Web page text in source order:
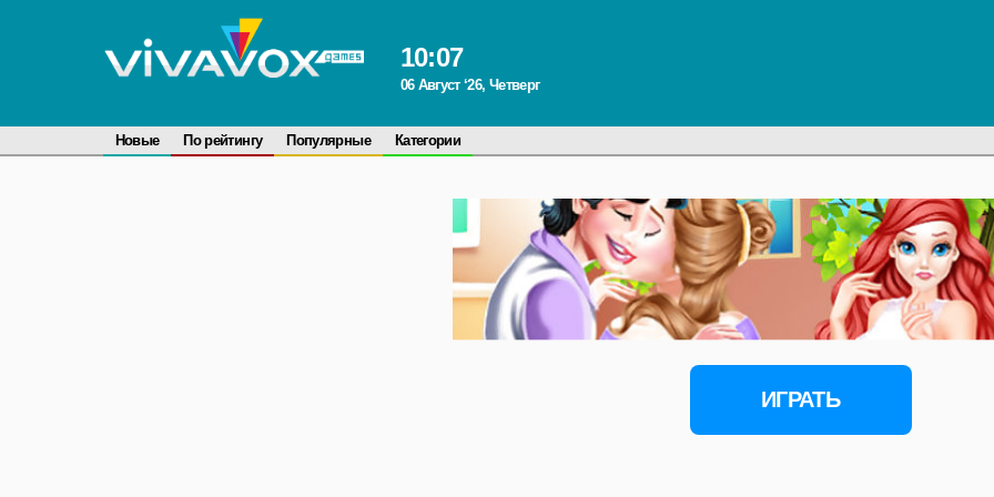
10:07
06 Август ‘26, Четверг
Новые По рейтингу Популярные Категории
ИГРАТЬ